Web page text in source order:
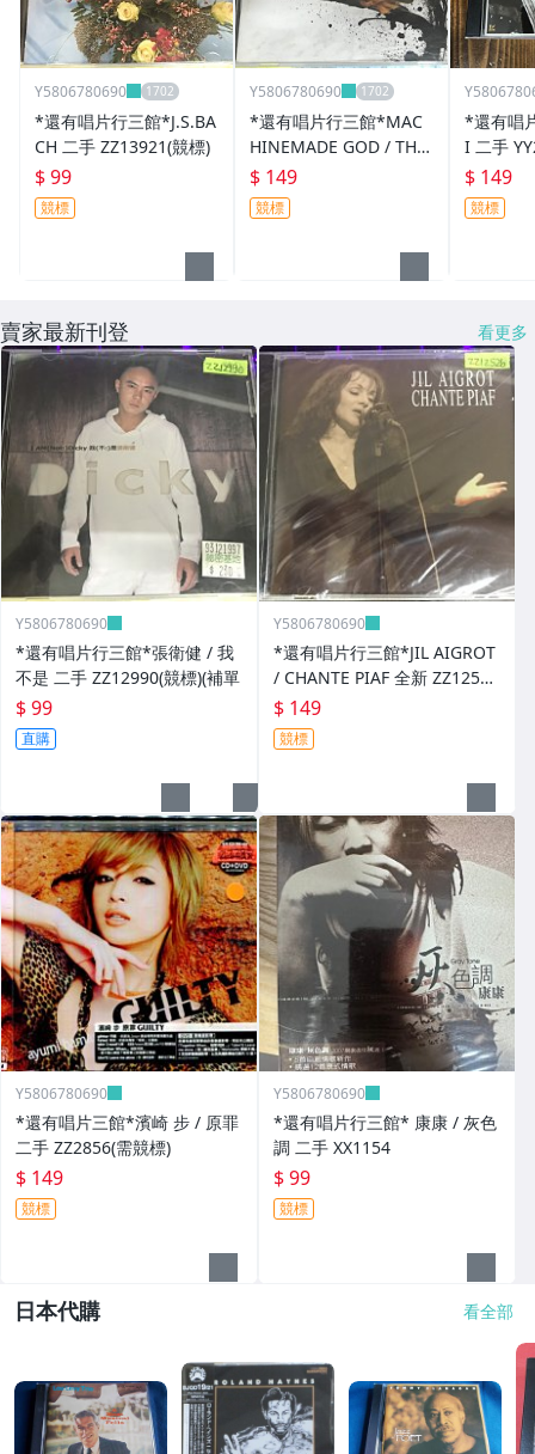
Y5806780690
*還有唱片行三館*J.S.BA
CH 二手 ZZ13921(競標)
$ 99
競標
Y5806780690
*還有唱片行三館*MAC
HINEMADE GOD / THE
INFINITY COMPL 二手
ZZ9717(需競標)
$ 149
競標
*還有唱
I 二手
破.需競
$ 149
競標
賣家最新刊登 看更多
Y5806780690
*還有唱片行三館*張衛健 / 我
不是 二手 ZZ12990(競標)(補單
$ 99
直購
Y5806780690
*還有唱片行三館*JIL AIGROT
/ CHANTE PIAF 全新 ZZ12526
(競標)
$ 149
競標
Y5806780690
*還有唱片三館*濱崎 步 / 原罪
二手 ZZ2856(需競標)
$ 149
競標
Y5806780690
*還有唱片行三館* 康康 / 灰色
調 二手 XX1154
$ 99
競標
日本代購 看全部